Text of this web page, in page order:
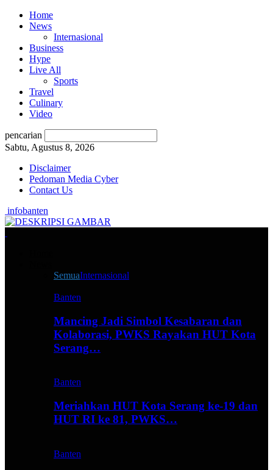
Home
News
Internasional
Business
Hype
Live All
Sports
Travel
Culinary
Video
pencarian
Sabtu, Agustus 8, 2026
Disclaimer
Pedoman Media Cyber
Contact Us
infobanten
SemuaInternasional
Banten
Mancing Jadi Simbol Kesabaran dan
Kolaborasi, PWKS Rayakan HUT Kota
Serang…
Banten
Meriahkan HUT Kota Serang ke-19 dan
HUT RI ke 81, PWKS…
Banten